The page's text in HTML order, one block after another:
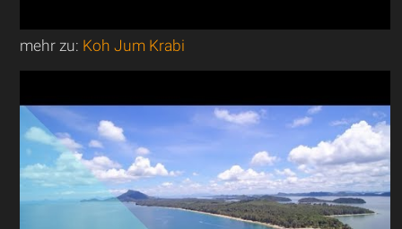
mehr zu: Koh Jum Krabi